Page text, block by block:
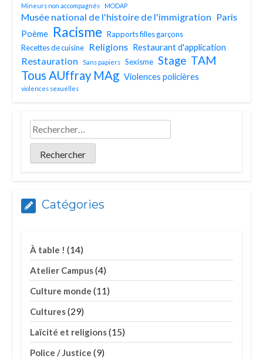
Mineurs non accompagnés MODAP
Musée national de l'histoire de l'immigration Paris
Poème Racisme Rapports filles garçons
Recettes de cuisine
Religions Restaurant d'application
Restauration Sans papiers Sexisme Stage TAM
Tous AUffray MAg Violences policières
violences sexuelles
Catégories
À table ! (14)
Atelier Campus(4)
Culture monde (11)
Cultures(29)
Laïcité et religions(15)
Police / Justice (9)